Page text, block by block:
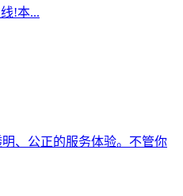
!本...
、公正的服务体验。不管你